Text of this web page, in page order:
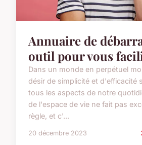
Annuaire de
outil pour vous
Dans un monde en perpétuel
désir de simplicité et d'efficacité
tous les aspects de notre
de l'espace de vie ne fait pas
règle, et c'...
20 décembre 2023